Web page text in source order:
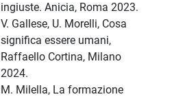
ingiuste. Anicia, Roma 2023.
V. Gallese, U. Morelli, Cosa
significa essere umani,
Raffaello Cortina, Milano
2024.
M. Milella, La formazione